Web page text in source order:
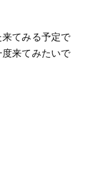
てみる予定で
来てみたいで